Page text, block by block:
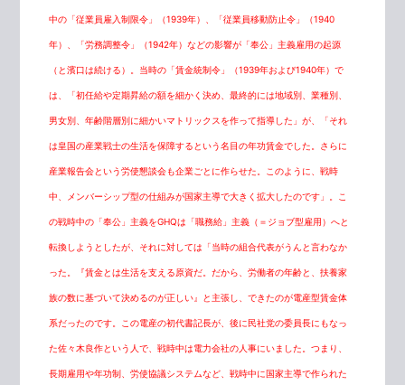
中の「従業員雇入制限令」（1939年）、「従業員移動防止令」（1940
年）、「労務調整令」（1942年）などの影響が「奉公」主義雇用の起源
（と濱口は続ける）。当時の「賃金統制令」（1939年および1940年）で
は、「初任給や定期昇給の額を細かく決め、最終的には地域別、業種別、
男女別、年齢階層別に細かいマトリックスを作って指導した」が、「それ
は皇国の産業戦士の生活を保障するという名目の年功賃金でした。さらに
産業報告会という労使懇談会も企業ごとに作らせた。このように、戦時
中、メンバーシップ型の仕組みが国家主導で大きく拡大したのです」。こ
の戦時中の「奉公」主義をGHQは「職務給」主義（＝ジョブ型雇用）へと
転換しようとしたが、それに対しては「当時の組合代表がうんと言わなか
った。『賃金とは生活を支える原資だ。だから、労働者の年齢と、扶養家
族の数に基づいて決めるのが正しい』と主張し、できたのが電産型賃金体
系だったのです。この電産の初代書記長が、後に民社党の委員長にもなっ
た佐々木良作という人で、戦時中は電力会社の人事にいました。つまり、
長期雇用や年功制、労使協議システムなど、戦時中に国家主導で作られた